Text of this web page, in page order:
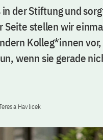
der Stiftung und
Seite stellen wir
Kolleg*innen
wenn sie gerade
Havlicek